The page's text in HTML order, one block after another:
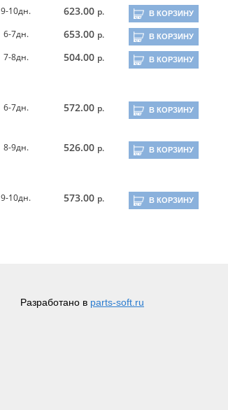
9-10дн. 623.00 р. В КОРЗИНУ
6-7дн. 653.00 р. В КОРЗИНУ
7-8дн. 504.00 р. В КОРЗИНУ
6-7дн. 572.00 р. В КОРЗИНУ
8-9дн. 526.00 р. В КОРЗИНУ
9-10дн. 573.00 р. В КОРЗИНУ
Разработано в parts-soft.ru